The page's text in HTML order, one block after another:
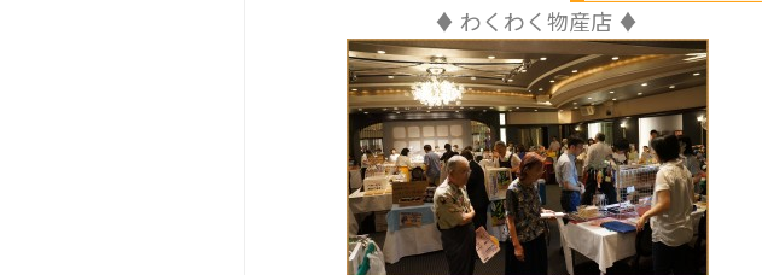
♦ わくわく物産店 ♦